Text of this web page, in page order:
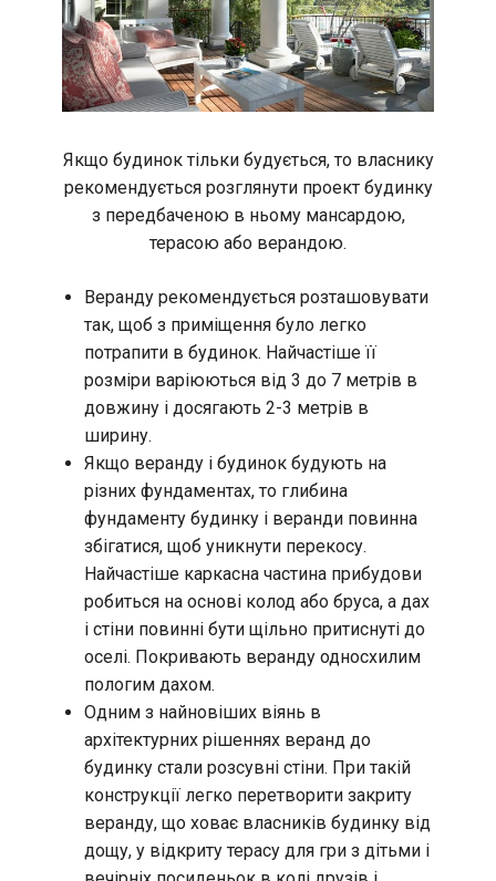
Якщо будинок тільки будується, то власнику
рекомендується розглянути проект будинку
з передбаченою в ньому мансардою,
терасою або верандою.
Веранду рекомендується розташовувати
так, щоб з приміщення було легко
потрапити в будинок. Найчастіше її
розміри варіюються від 3 до 7 метрів в
довжину і досягають 2-3 метрів в
ширину.
Якщо веранду і будинок будують на
різних фундаментах, то глибина
фундаменту будинку і веранди повинна
збігатися, щоб уникнути перекосу.
Найчастіше каркасна частина прибудови
робиться на основі колод або бруса, а дах
і стіни повинні бути щільно притиснуті до
оселі. Покривають веранду односхилим
пологим дахом.
Одним з найновіших віянь в
архітектурних рішеннях веранд до
будинку стали розсувні стіни. При такій
конструкції легко перетворити закриту
веранду, що ховає власників будинку від
дощу, у відкриту терасу для гри з дітьми і